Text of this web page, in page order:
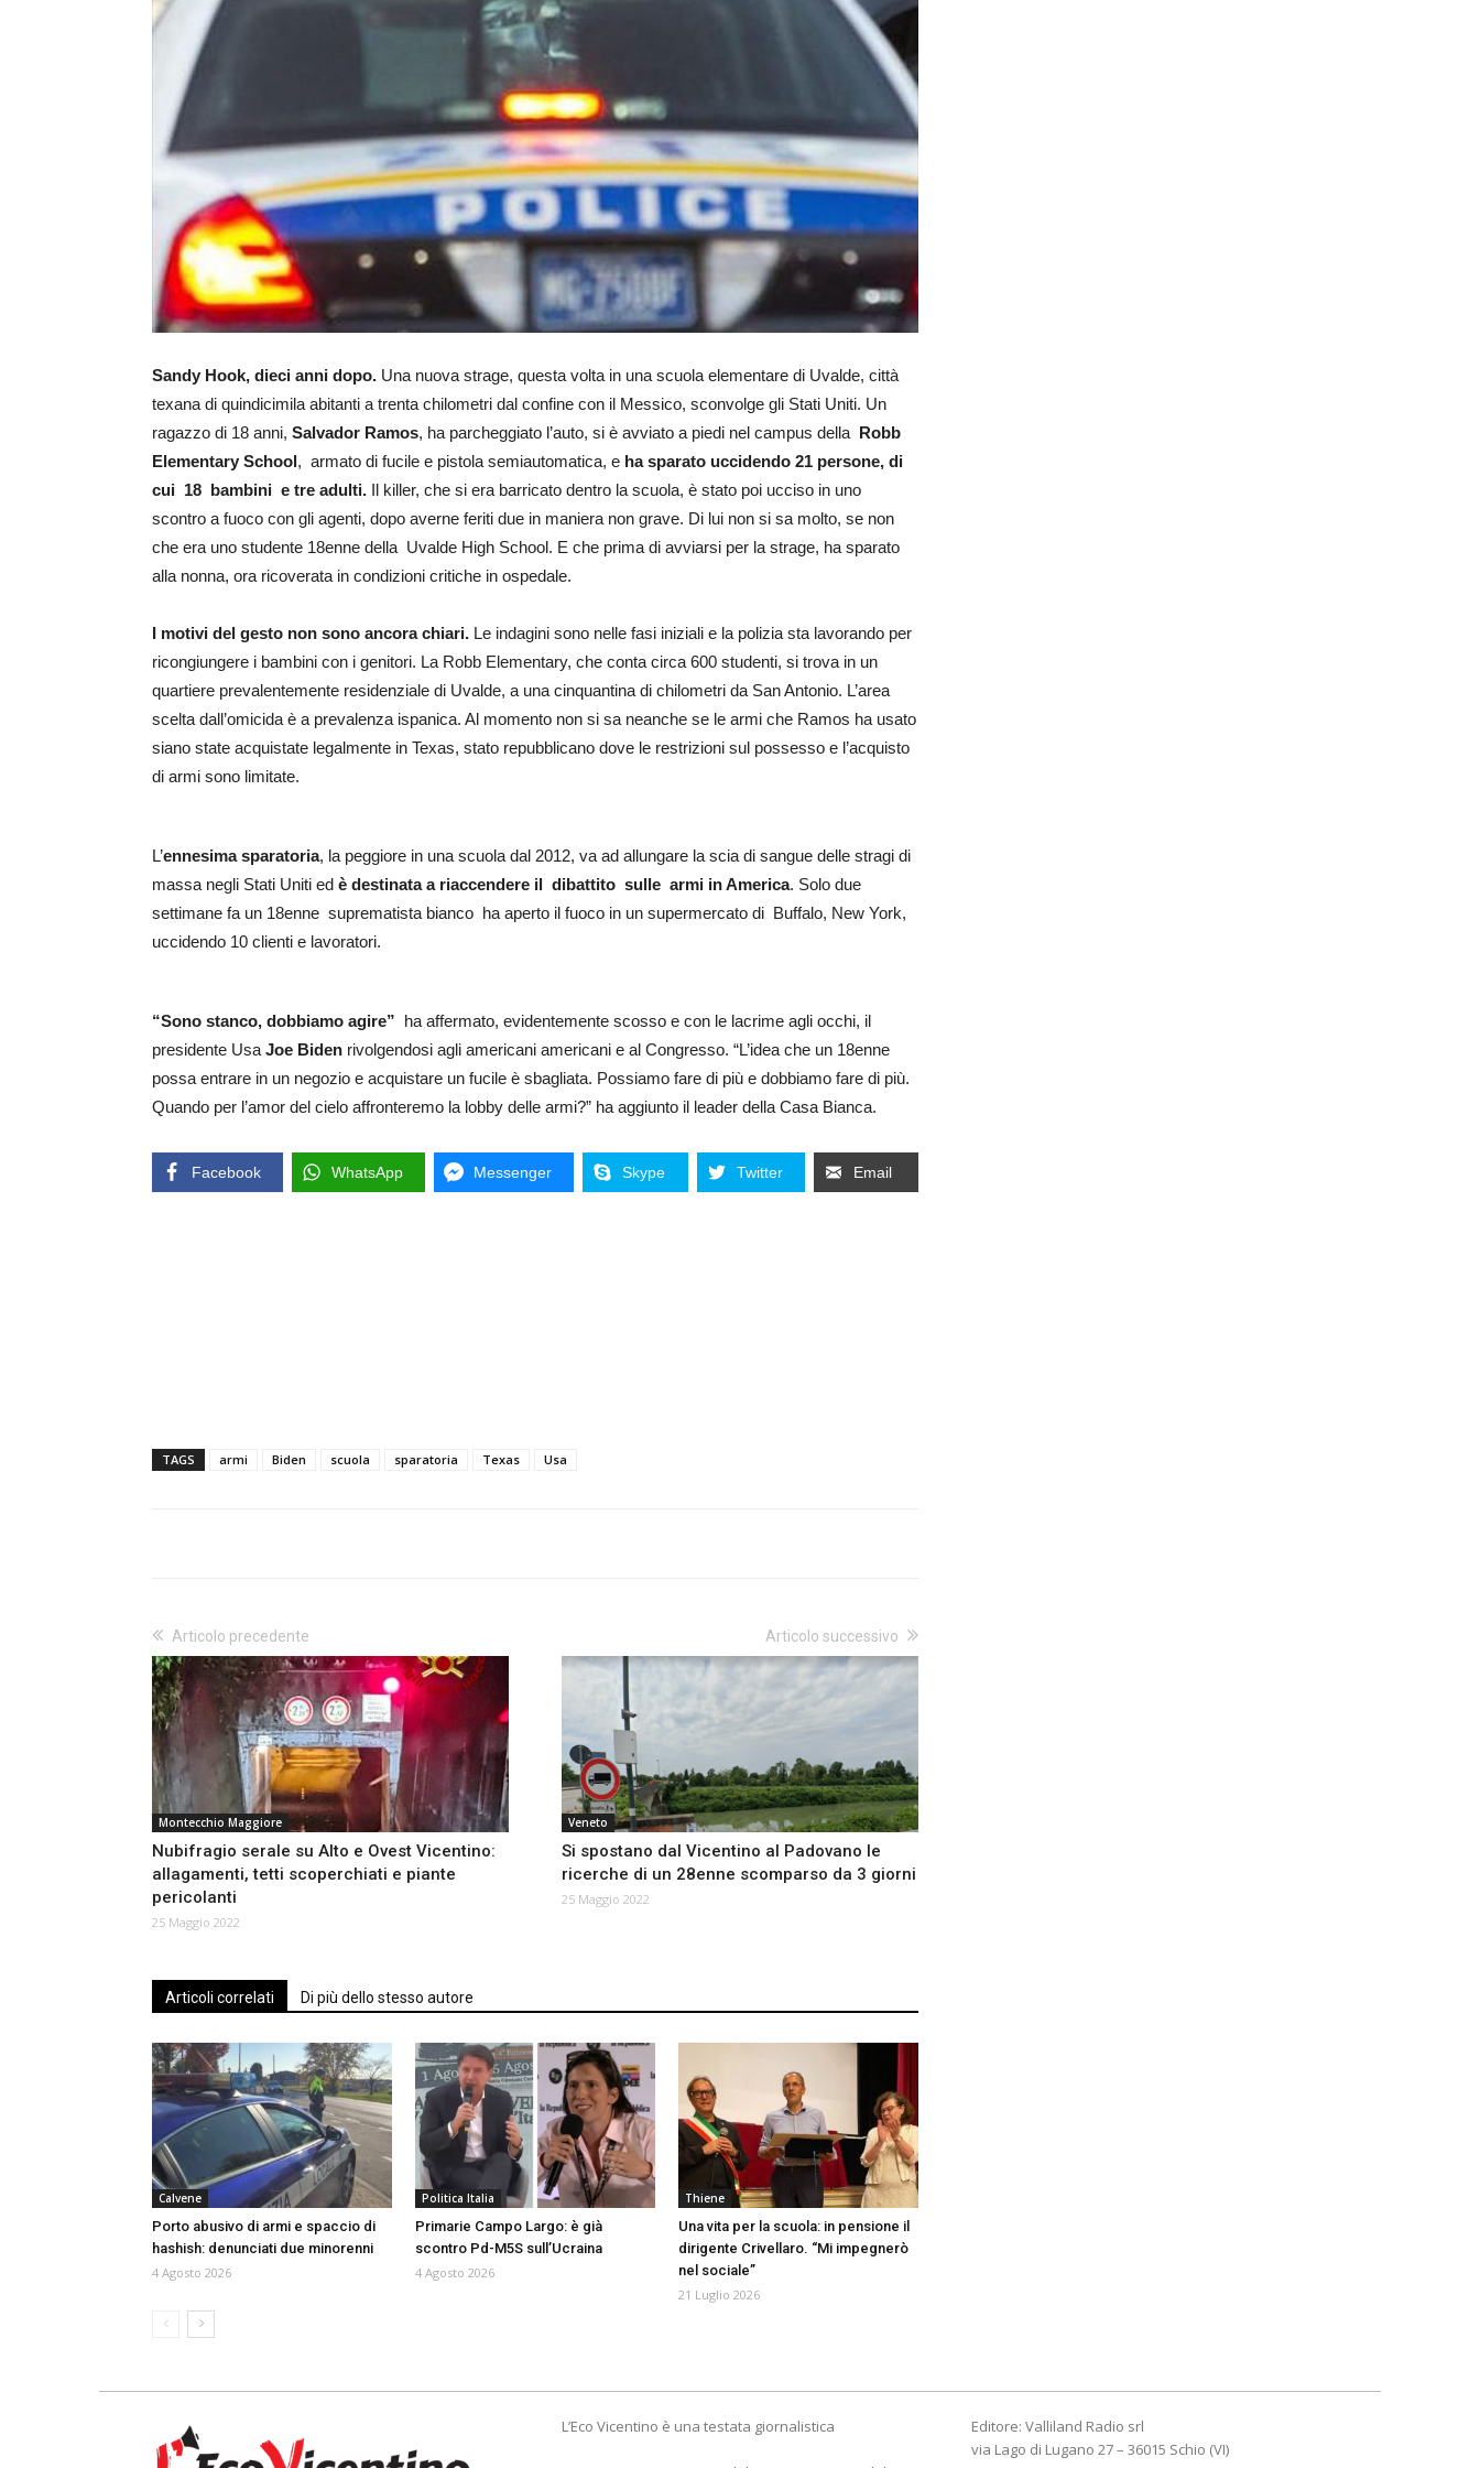
Sandy Hook, dieci anni dopo. Una nuova strage, questa volta in una scuola elementare di Uvalde, città
texana di quindicimila abitanti a trenta chilometri dal confine con il Messico, sconvolge gli Stati Uniti. Un
ragazzo di 18 anni, Salvador Ramos, ha parcheggiato l’auto, si è avviato a piedi nel campus della Robb
Elementary School, armato di fucile e pistola semiautomatica, e ha sparato uccidendo 21 persone, di
cui 18 bambini e tre adulti. Il killer, che si era barricato dentro la scuola, è stato poi ucciso in uno
scontro a fuoco con gli agenti, dopo averne feriti due in maniera non grave. Di lui non si sa molto, se non
che era uno studente 18enne della Uvalde High School. E che prima di avviarsi per la strage, ha sparato
alla nonna, ora ricoverata in condizioni critiche in ospedale.
I motivi del gesto non sono ancora chiari. Le indagini sono nelle fasi iniziali e la polizia sta lavorando per
ricongiungere i bambini con i genitori. La Robb Elementary, che conta circa 600 studenti, si trova in un
quartiere prevalentemente residenziale di Uvalde, a una cinquantina di chilometri da San Antonio. L’area
scelta dall’omicida è a prevalenza ispanica. Al momento non si sa neanche se le armi che Ramos ha usato
siano state acquistate legalmente in Texas, stato repubblicano dove le restrizioni sul possesso e l’acquisto
di armi sono limitate.
L’ennesima sparatoria, la peggiore in una scuola dal 2012, va ad allungare la scia di sangue delle stragi di
massa negli Stati Uniti ed è destinata a riaccendere il dibattito sulle armi in America. Solo due
settimane fa un 18enne suprematista bianco ha aperto il fuoco in un supermercato di Buffalo, New York,
uccidendo 10 clienti e lavoratori.
“Sono stanco, dobbiamo agire” ha affermato, evidentemente scosso e con le lacrime agli occhi, il
presidente Usa Joe Biden rivolgendosi agli americani americani e al Congresso. “L’idea che un 18enne
possa entrare in un negozio e acquistare un fucile è sbagliata. Possiamo fare di più e dobbiamo fare di più.
Quando per l’amor del cielo affronteremo la lobby delle armi?” ha aggiunto il leader della Casa Bianca.
Facebook WhatsApp Messenger Skype Twitter Email
TAGS armi Biden scuola sparatoria Texas Usa
Articolo precedente
Montecchio Maggiore
Nubifragio serale su Alto e Ovest Vicentino:
allagamenti, tetti scoperchiati e piante
pericolanti
25 Maggio 2022
Articolo successivo
Veneto
Si spostano dal Vicentino al Padovano le
ricerche di un 28enne scomparso da 3 giorni
25 Maggio 2022
Articoli correlati Di più dello stesso autore
Calvene
Porto abusivo di armi e spaccio di
hashish: denunciati due minorenni
4 Agosto 2026
Politica Italia
Primarie Campo Largo: è già
scontro Pd-M5S sull’Ucraina
4 Agosto 2026
Thiene
Una vita per la scuola: in pensione il
dirigente Crivellaro. “Mi impegnerò
nel sociale”
21 Luglio 2026
L’Eco Vicentino è una testata giornalistica
Editore: Valliland Radio srl
via Lago di Lugano 27 – 36015 Schio (VI)